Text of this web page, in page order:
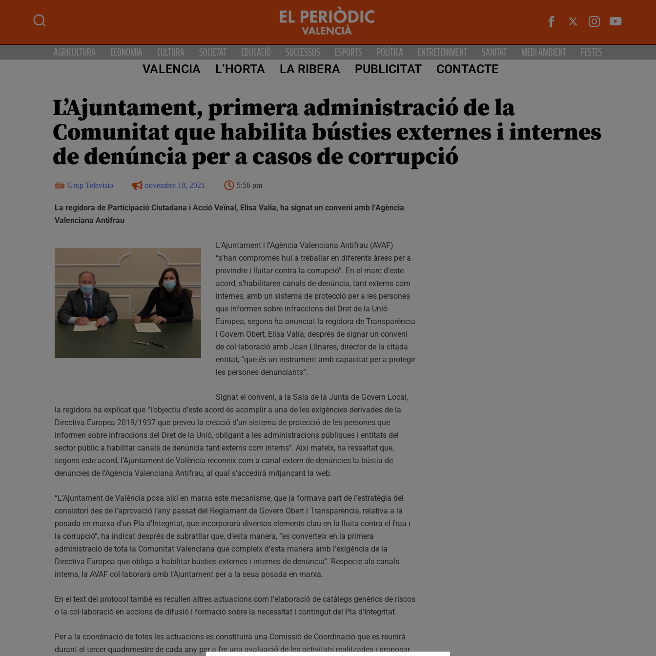
AGRICULTURA ECONOMIA CULTURA SOCIETAT EDUCACIÓ SUCCESSOS ESPORTS POLÍTICA ENTRETENIMENT SANITAT MEDI AMBIENT FESTES
VALENCIA L’HORTA LA RIBERA PUBLICITAT CONTACTE
L’Ajuntament, primera administració de la
Comunitat que habilita bústies externes i internes
de denúncia per a casos de corrupció
Grup Televisio novembre 19, 2021 5:56 pm
La regidora de Participació Ciutadana i Acció Veïnal, Elisa Valía, ha signat un conveni amb l’Agència
Valenciana Antifrau
L’Ajuntament i l’Agència Valenciana Antifrau (AVAF)
“s’han compromés hui a treballar en diferents àrees per a
previndre i lluitar contra la corrupció”. En el marc d’este
acord, s’habilitaren canals de denúncia, tant externs com
internes, amb un sistema de protecció per a les persones
que informen sobre infraccions del Dret de la Unió
Europea, segons ha anunciat la regidora de Transparència
i Govern Obert, Elisa Valía, després de signar un conveni
de col·laboració amb Joan Llinares, director de la citada
entitat, “que és un instrument amb capacitat per a protegir
les persones denunciants”.
Signat el conveni, a la Sala de la Junta de Govern Local,
la regidora ha explicat que “l’objectiu d’este acord és acomplir a una de les exigències derivades de la
Directiva Europea 2019/1937 que preveu la creació d’un sistema de protecció de les persones que
informen sobre infraccions del Dret de la Unió, obligant a les administracions públiques i entitats del
sector públic a habilitar canals de denúncia tant externs com interns”. Així mateix, ha ressaltat que,
segons este acord, l’Ajuntament de València reconeix com a canal extern de denúncies la bústia de
denúncies de l’Agència Valenciana Antifrau, al qual s’accedirà mitjançant la web.
“L’Ajuntament de València posa així en marxa este mecanisme, que ja formava part de l’estratègia del
consistori des de l’aprovació l’any passat del Reglament de Govern Obert i Transparència, relativa a la
posada en marxa d’un Pla d’Integritat, que incorporarà diversos elements clau en la lluita contra el frau i
la corrupció”, ha indicat després de subratllar que, d’esta manera, “es converteix en la primera
administració de tota la Comunitat Valenciana que compleix d’esta manera amb l’exigència de la
Directiva Europea que obliga a habilitar bústies externes i internes de denúncia”. Respecte als canals
interns, la AVAF col·laborarà amb l’Ajuntament per a la seua posada en marxa.
En el text del protocol també es recullen altres actuacions com l’elaboració de catàlegs genèrics de riscos
o la col·laboració en accions de difusió i formació sobre la necessitat i contingut del Pla d’Integritat.
Per a la coordinació de totes les actuacions es constituirà una Comissió de Coordinació que es reunirà
durant el tercer quadrimestre de cada any per a fer una avaluació de les activitats realitzades i proposar